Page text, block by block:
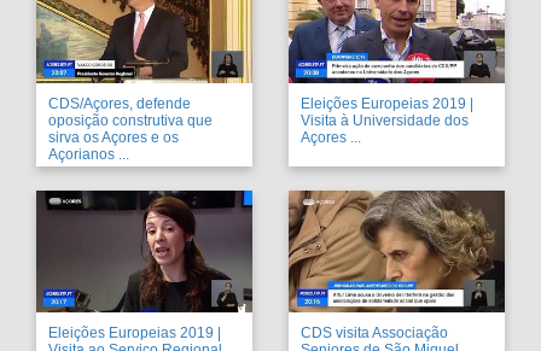
CDS/Açores, defende
oposição construtiva que
sirva os Açores e os
Açorianos ...
Eleições Europeias 2019 |
Visita à Universidade dos
Açores ...
Eleições Europeias 2019 |
CDS visita Associação